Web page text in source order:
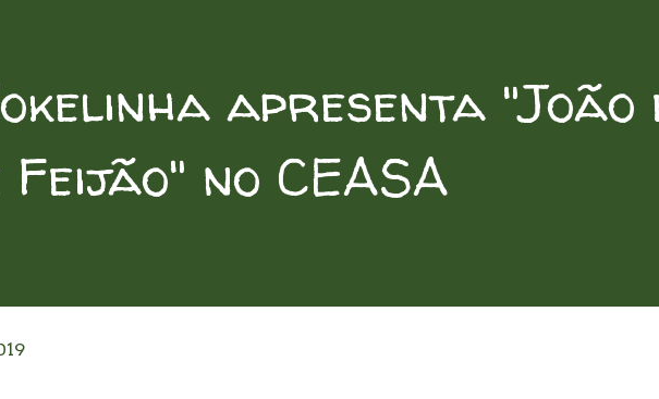
apresenta "João
Feijão" no CEASA